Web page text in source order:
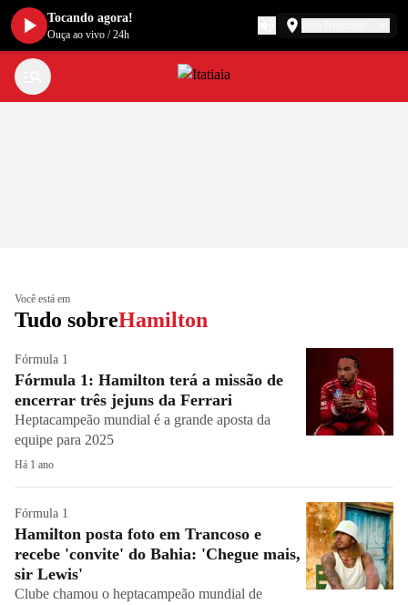
Você está em
Tudo sobreHamilton
Fórmula 1
Fórmula 1: Hamilton terá a missão de
encerrar três jejuns da Ferrari
Heptacampeão mundial é a grande aposta da
equipe para 2025
Há 1 ano
Fórmula 1
Hamilton posta foto em Trancoso e
recebe 'convite' do Bahia: 'Chegue mais,
sir Lewis'
Clube chamou o heptacampeão mundial de
Tocando agora!
Ouça ao vivo /24h